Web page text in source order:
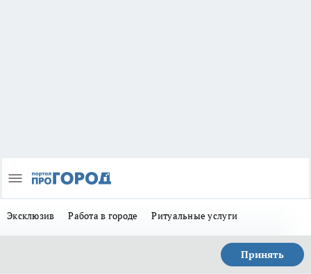
Эксклюзив Работа в городе Ритуальные услуги
Принять